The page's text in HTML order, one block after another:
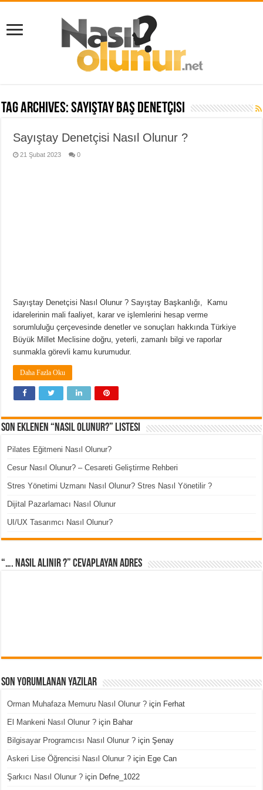
Tag Archives:Sayıştay Baş Denetçisi
Sayıştay Denetçisi Nasıl Olunur ?
21 Şubat 2023 0
Sayıştay Denetçisi Nasıl Olunur ? Sayıştay Başkanlığı, Kamu
idarelerinin mali faaliyet, karar ve işlemlerini hesap verme
sorumluluğu çerçevesinde denetler ve sonuçları hakkında Türkiye
Büyük Millet Meclisine doğru, yeterli, zamanlı bilgi ve raporlar
sunmakla görevli kamu kurumudur.
Daha Fazla Oku
Son Eklenen “Nasıl Olunur?” Listesi
Pilates Eğitmeni Nasıl Olunur?
Cesur Nasıl Olunur? – Cesareti Geliştirme Rehberi
Stres Yönetimi Uzmanı Nasıl Olunur? Stres Nasıl Yönetilir ?
Dijital Pazarlamacı Nasıl Olunur
UI/UX Tasarımcı Nasıl Olunur?
“…. Nasıl Alınır ?” cevaplayan adres
Son Yorumlanan Yazılar
Orman Muhafaza Memuru Nasıl Olunur ? için Ferhat
El Mankeni Nasıl Olunur ? için Bahar
Bilgisayar Programcısı Nasıl Olunur ? içinŞenay
Askeri Lise Öğrencisi Nasıl Olunur ? için Ege Can
Şarkıcı Nasıl Olunur ? için Defne_1022